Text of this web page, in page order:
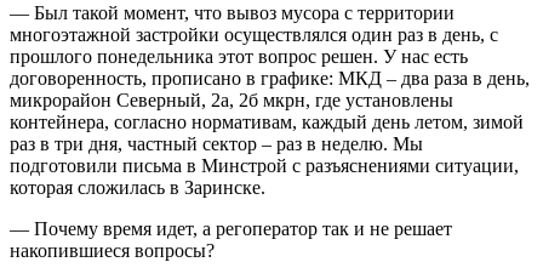
— Был такой момент, что вывоз мусора с территории
многоэтажной застройки осуществлялся один раз в день, с
прошлого понедельника этот вопрос решен. У нас есть
договоренность, прописано в графике: МКД – два раза в день,
микрорайон Северный, 2а, 2б мкрн, где установлены
контейнера, согласно нормативам, каждый день летом, зимой
раз в три дня, частный сектор – раз в неделю. Мы
подготовили письма в Минстрой с разъяснениями ситуации,
которая сложилась в Заринске.
— Почему время идет, а регоператор так и не решает
накопившиеся вопросы?